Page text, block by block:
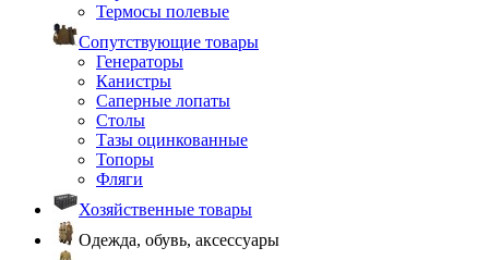
Термосы полевые
Сопутствующие товары
Генераторы
Канистры
Саперные лопаты
Столы
Тазы оцинкованные
Топоры
Фляги
Хозяйственные товары
Одежда, обувь, аксессуары